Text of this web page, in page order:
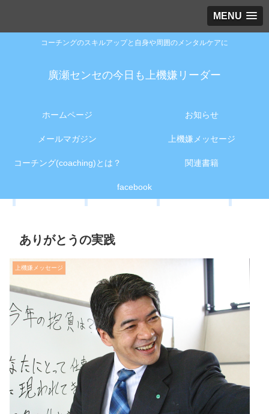
MENU
コーチングのスキルアップと自身や周囲のメンタルケアに
廣瀬センセの今日も上機嫌リーダー
ホームページ お知らせ
メールマガジン 上機嫌メッセージ
コーチング(coaching)とは？ 関連書籍
facebook
ありがとうの実践
上機嫌メッセージ